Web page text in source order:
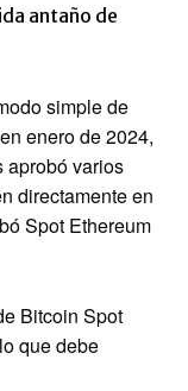
antaño de
simple de
enero de 2024,
aprobó varios
directamente en
Spot Ethereum
Bitcoin Spot
que debe